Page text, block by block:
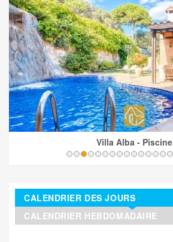
Villa Alba - Piscine
CALENDRIER DES JOURS
CALENDRIER HEBDOMADAIRE